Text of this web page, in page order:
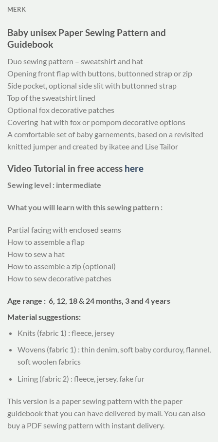
MERK
Baby unisex Paper Sewing Pattern and
Guidebook
Duo sewing pattern – sweatshirt and hat
Opening front flap with buttons, buttonned strap or zip
Side pocket, optional side slit with buttonned strap
Top of the sweatshirt lined
Optional fox decorative patches
Covering hat with fox or pompom decorative options
A comfortable set of baby garnements, based on a revisited
knitted jumper and created by ikatee and Lise Tailor
Video Tutorial in free access here
Sewing level : intermediate
What you will learn with this sewing pattern :
Partial facing with enclosed seams
How to assemble a flap
How to sew a hat
How to assemble a zip (optional)
How to sew decorative patches
Age range : 6, 12, 18 & 24 months, 3 and 4 years
Material suggestions:
Knits (fabric 1) : fleece, jersey
Wovens (fabric 1) : thin denim, soft baby corduroy, flannel,
soft woolen fabrics
Lining (fabric 2) : fleece, jersey, fake fur
This version is a paper sewing pattern with the paper
guidebook that you can have delivered by mail. You can also
buy a PDF sewing pattern with instant delivery.